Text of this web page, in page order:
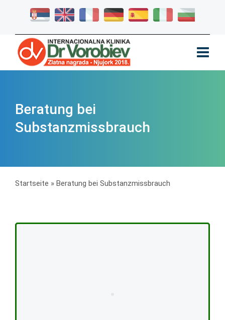
Beratung bei
Substanzmissbrauch
Startseite » Beratung bei Substanzmissbrauch